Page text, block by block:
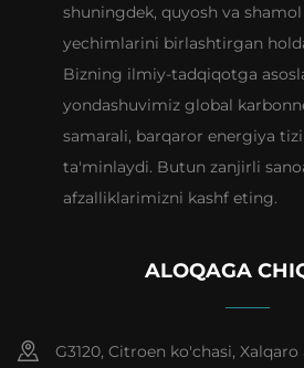
shuningdek, quyosh va
yechimlarini birlashtirgan
Bizning ilmiy-tadqiqotga
yondashuvimiz global
samarali, barqaror energiya
ta'minlaydi. Butun zanjirli
afzalliklarimizni kashf eting.
ALOQAGA
G3120, Citroen ko'chasi,